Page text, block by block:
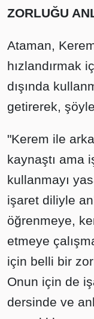
ZORLUĞU
Ataman,
hızlandırmak
dışında
getirerek,
"Kerem ile
kaynaştı ama
kullanmayı
işaret diliyle
öğrenmeye,
etmeye
için belli bir
Onun için de
dersinde ve